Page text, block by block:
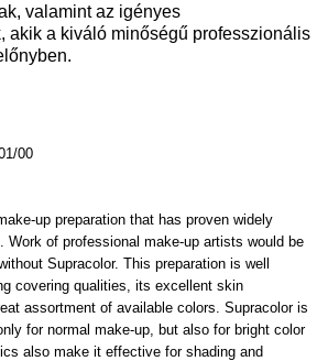
valamint az igényes
akik a kiváló minőségű professzionális
00
up preparation that has proven widely
Work of professional make-up artists would be
Supracolor. This preparation is well
covering qualities, its excellent skin
assortment of available colors. Supracolor is
for normal make-up, but also for bright color
also make it effective for shading and